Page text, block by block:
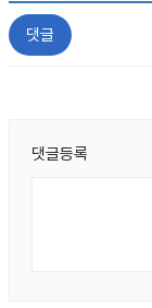
댓글
댓글등록